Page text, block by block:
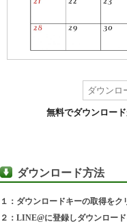
無料でダウンロード
ダウンロード方法
１：ダウンロードキーの取得をク
２：LINE@に登録しダウンロー